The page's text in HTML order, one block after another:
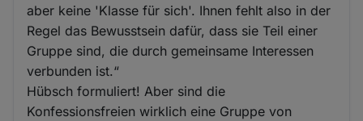
aber keine 'Klasse für sich'. Ihnen fehlt also in der
Regel das Bewusstsein dafür, dass sie Teil einer
Gruppe sind, die durch gemeinsame Interessen
verbunden ist.“
Hübsch formuliert! Aber sind die
Konfessionsfreien wirklich eine Gruppe von